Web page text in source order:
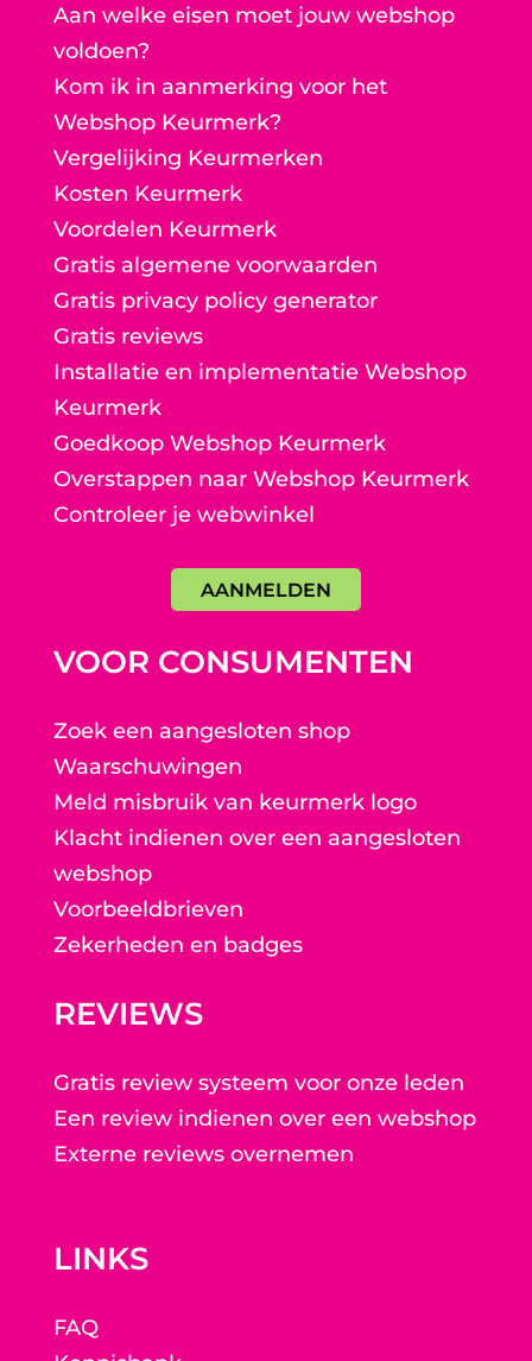
Aan welke eisen moet jouw webshop
voldoen?
Kom ik in aanmerking voor het
Webshop Keurmerk?
Vergelijking Keurmerken
Kosten Keurmerk
Voordelen Keurmerk
Gratis algemene voorwaarden
Gratis privacy policy generator
Gratis reviews
Installatie en implementatie Webshop
Keurmerk
Goedkoop Webshop Keurmerk
Overstappen naar Webshop Keurmerk
Controleer je webwinkel
AANMELDEN
VOOR CONSUMENTEN
Zoek een aangesloten shop
Waarschuwingen
Meld misbruik van keurmerk logo
Klacht indienen over een aangesloten
webshop
Voorbeeldbrieven
Zekerheden en badges
REVIEWS
Gratis review systeem voor onze leden
Een review indienen over een webshop
Externe reviews overnemen
LINKS
FAQ